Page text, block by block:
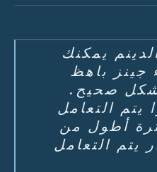
يمكنك
جينز باهظ
صحيح.
80 دولارًا يتم التعامل
أطول من
300 دولار يتم التعامل